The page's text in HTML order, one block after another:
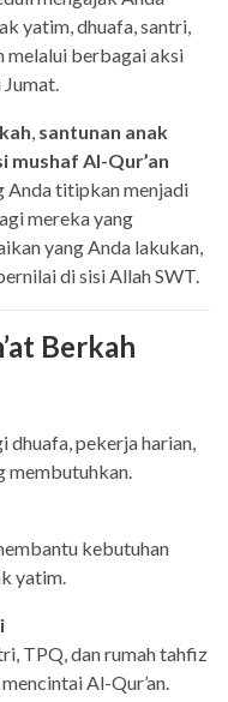
yatim, dhuafa, santri,
melalui berbagai aksi
, santunan anak
Al-Qur’an
Anda titipkan menjadi
mereka yang
yang Anda lakukan,
di sisi Allah SWT.
Berkah
dhuafa, pekerja harian,
membutuhkan.
kebutuhan
yatim.
TPQ, dan rumah tahfiz
Al-Qur’an.